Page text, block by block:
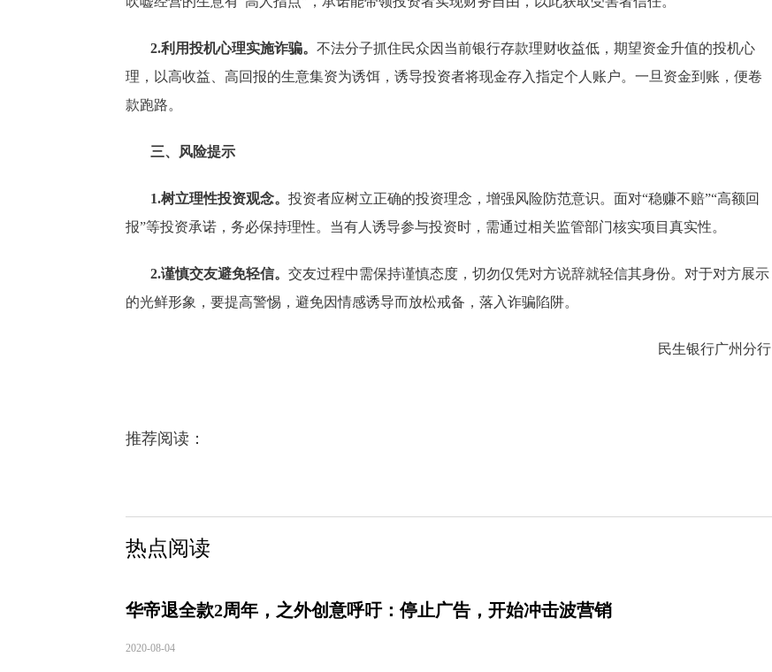
2.利用投机心理实施诈骗。 不法分子抓住民众因当前银行存款理财收益低，期望资金升值的投机心
理，以高收益、高回报的生意集资为诱饵，诱导投资者将现金存入指定个人账户。一旦资金到账，便卷
款跑路。
三、风险提示
1.树立理性投资观念。 投资者应树立正确的投资理念，增强风险防范意识。面对“稳赚不赔”“高额回
报”等投资承诺，务必保持理性。当有人诱导参与投资时，需通过相关监管部门核实项目真实性。
2.谨慎交友避免轻信。 交友过程中需保持谨慎态度，切勿仅凭对方说辞就轻信其身份。对于对方展示
的光鲜形象，要提高警惕，避免因情感诱导而放松戒备，落入诈骗陷阱。
民生银行广州分行
推荐阅读：
热点阅读
华帝退全款2周年，之外创意呼吁：停止广告，开始冲击波营销
2020-08-04